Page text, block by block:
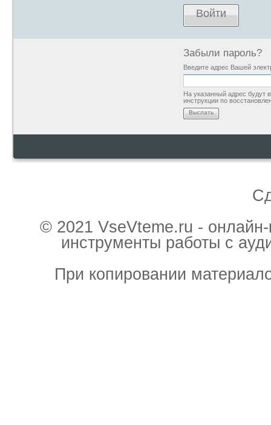
Войти
Забыли пароль?
Введите адрес Вашей
На указанный адрес будут
инструкции по
Выслать
© 2021 VseVteme.ru -
инструменты работы с
При копировании